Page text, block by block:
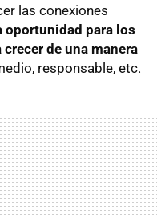
las conexiones
oportunidad para los
de una manera
responsable, etc.